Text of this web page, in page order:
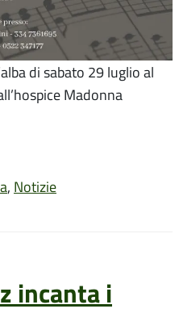
di sabato 29 luglio al
Madonna
, Notizie
incanta i